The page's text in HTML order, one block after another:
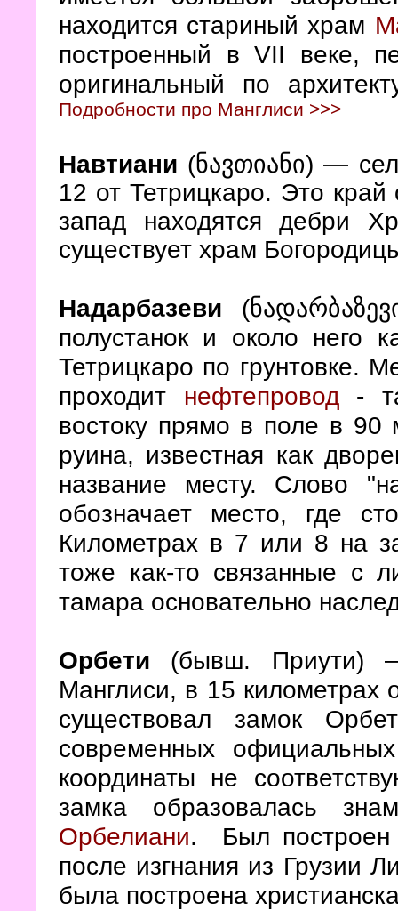
находится стариный храм
построенный в VII веке,
оригинальный по
Подробности про Манглиси >>>
Навтиани (ნავთიანი)—
12 от Тетрицкаро. Это
запад находятся дебри
существует храм
Надарбазеви
полустанок и около него
Тетрицкаро по грунтовке.
проходит нефтепровод-
востоку прямо в поле в 90
руина, известная как
название месту. Слово
обозначает место, где
Километрах в 7 или 8 на
тоже как-то связанные с
тамара основательно
Орбети (бывш. Приути)
Манглиси, в 15 километрах
существовал замок
современных
координаты не
замка образовалась
Орбелиани. Был построен
после изгнания из Грузии
была построена